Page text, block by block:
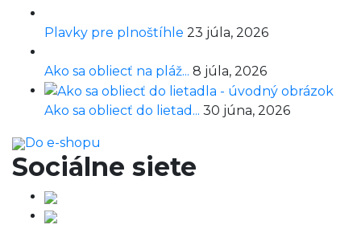
Plavky pre plnoštíhle 23 júla, 2026
Ako sa obliecť na pláž... 8 júla, 2026
Ako sa obliecť do lietad... 30 júna, 2026
Do e-shopu
Sociálne siete